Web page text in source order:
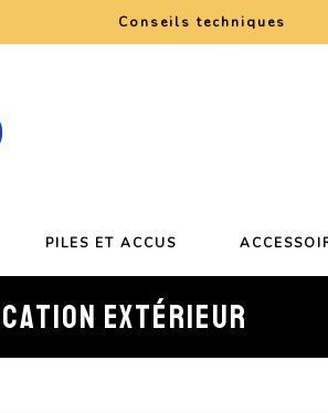
Conseils techniques
PILES ET ACCUS
EXTÉRIEUR